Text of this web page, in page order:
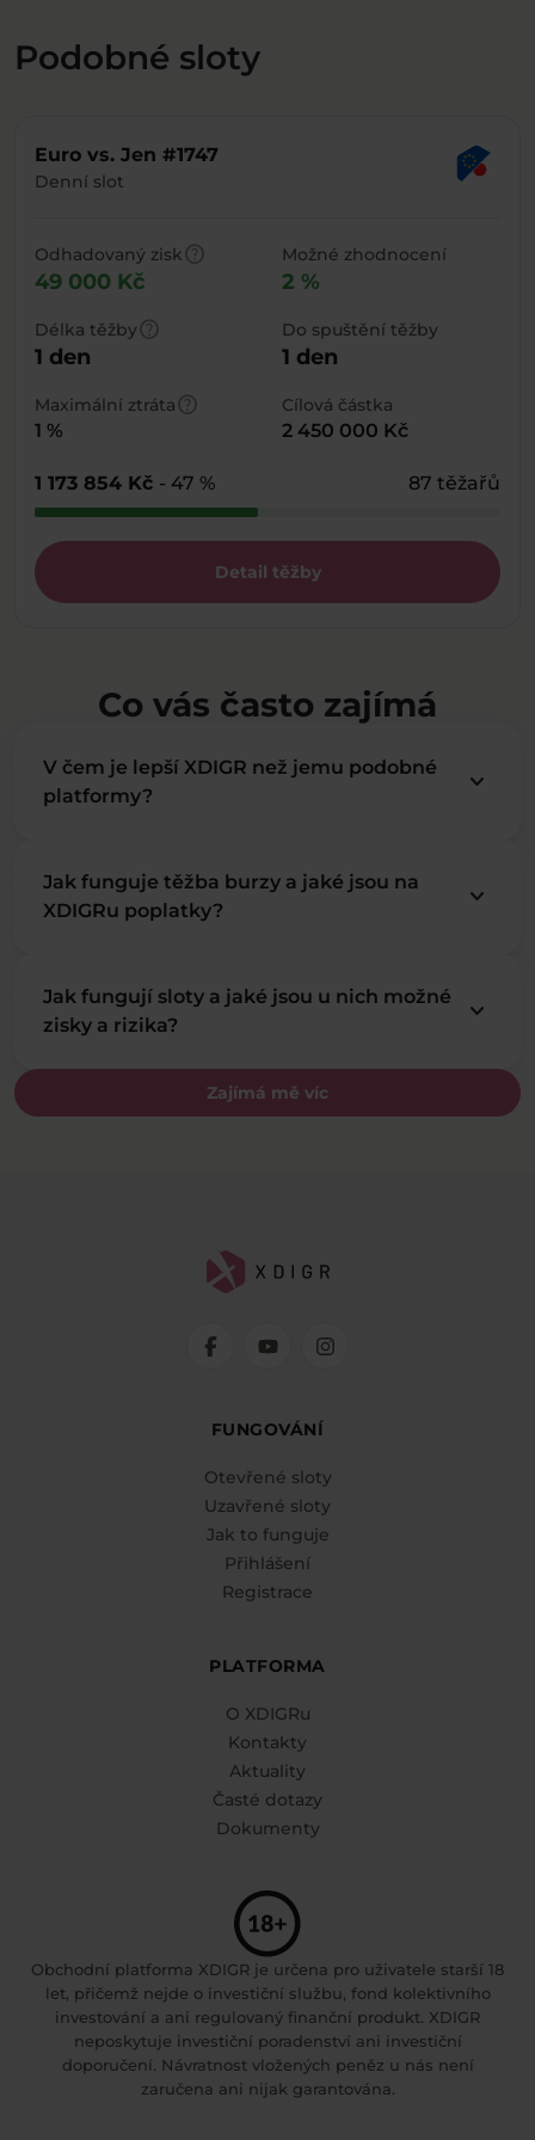
Podobné sloty
Euro vs. Jen #1747
Denní slot
Odhadovaný ziskhelp
49 000 Kč
Možné zhodnocení
2 %
Délka těžbyhelp
1 den
Do spuštění těžby
1 den
Maximální ztrátahelp
1 %
Cílová částka
2 450 000 Kč
1 173 854 Kč - 47 % 87 těžařů
Detail těžby
Co vás často zajímá
Zajímá mě víc
V čem je lepší XDIGR než jemu podobné
platformy?
keyboard_arrow_down
Jak funguje těžba burzy a jaké jsou na
XDIGRu poplatky?
keyboard_arrow_down
Jak fungují sloty a jaké jsou u nich možné
zisky a rizika?
keyboard_arrow_down
FUNGOVÁNÍ
Otevřené sloty
Uzavřené sloty
Jak to funguje
Přihlášení
Registrace
PLATFORMA
O XDIGRu
Kontakty
Aktuality
Časté dotazy
Dokumenty
Obchodní platforma XDIGR je určena pro uživatele starší 18
let, přičemž nejde o investiční službu, fond kolektivního
investování a ani regulovaný finanční produkt. XDIGR
neposkytuje investiční poradenství ani investiční
doporučení. Návratnost vložených peněz u nás není
zaručena ani nijak garantována.